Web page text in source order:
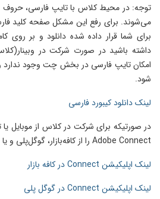
توجه: در محیط کلاس با تایپ فارسی،
می‌شوند. برای رفع این مشکل صفحه کلید
برای شما قرار داده شده دانلود و بر روی
داشته باشید در صورت شرکت در
امکان تایپ فارسی در بخش چت وجود ندارد
شود.
لینک دانلود کیبورد فارسی
در صورتیکه برای شرکت در کلاس از موبایل یا
Adobe Connect را از کافه‌بازار، گوگل‌پلی و یا اپ‌استور دانلود و نصب کنید.
لینک اپلیکیشن Connect در کافه بازار
لینک اپلیکیشن Connect در گوگل پلی